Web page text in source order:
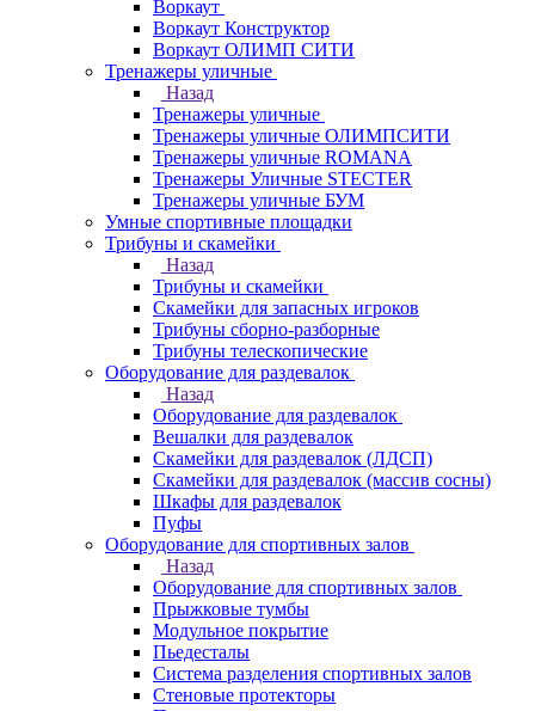
Воркаут
Воркаут Конструктор
Воркаут ОЛИМП СИТИ
Тренажеры уличные
Назад
Тренажеры уличные
Тренажеры уличные ОЛИМПСИТИ
Тренажеры уличные ROMANA
Тренажеры Уличные STECTER
Тренажеры уличные БУМ
Умные спортивные площадки
Трибуны и скамейки
Назад
Трибуны и скамейки
Скамейки для запасных игроков
Трибуны сборно-разборные
Трибуны телескопические
Оборудование для раздевалок
Назад
Оборудование для раздевалок
Вешалки для раздевалок
Скамейки для раздевалок (ЛДСП)
Скамейки для раздевалок (массив сосны)
Шкафы для раздевалок
Пуфы
Оборудование для спортивных залов
Назад
Оборудование для спортивных залов
Прыжковые тумбы
Модульное покрытие
Пьедесталы
Система разделения спортивных залов
Стеновые протекторы